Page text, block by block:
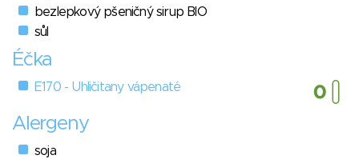
bezlepkový pšeničný sirup BIO
sůl
Éčka
E170 - Uhličitany vápenaté
Alergeny
soja